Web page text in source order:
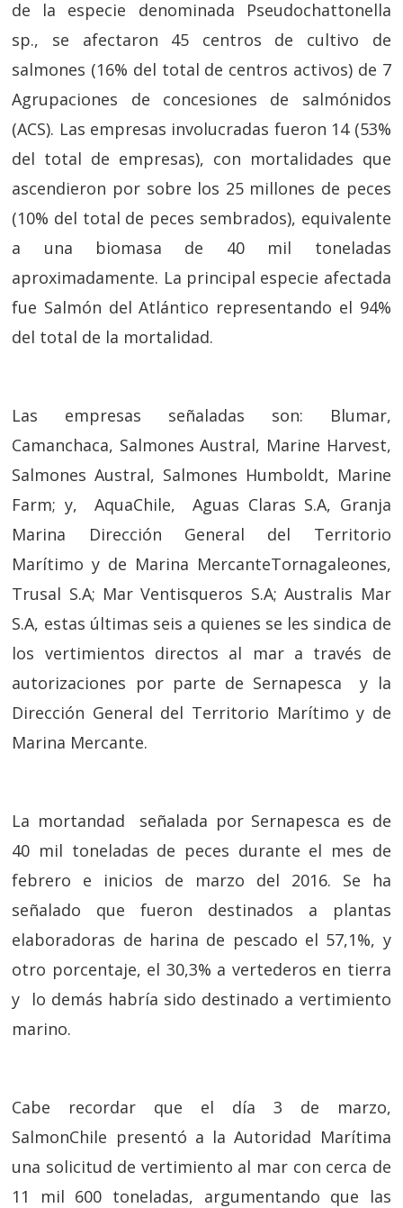
de la especie denominada Pseudochattonella
sp., se afectaron 45 centros de cultivo de
salmones (16% del total de centros activos) de 7
Agrupaciones de concesiones de salmónidos
(ACS). Las empresas involucradas fueron 14 (53%
del total de empresas), con mortalidades que
ascendieron por sobre los 25 millones de peces
(10% del total de peces sembrados), equivalente
a una biomasa de 40 mil toneladas
aproximadamente. La principal especie afectada
fue Salmón del Atlántico representando el 94%
del total de la mortalidad.
Las empresas señaladas son: Blumar,
Camanchaca, Salmones Austral, Marine Harvest,
Salmones Austral, Salmones Humboldt, Marine
Farm; y, AquaChile, Aguas Claras S.A, Granja
Marina Dirección General del Territorio
Marítimo y de Marina MercanteTornagaleones,
Trusal S.A; Mar Ventisqueros S.A; Australis Mar
S.A, estas últimas seis a quienes se les sindica de
los vertimientos directos al mar a través de
autorizaciones por parte de Sernapesca y la
Dirección General del Territorio Marítimo y de
Marina Mercante.
La mortandad señalada por Sernapesca es de
40 mil toneladas de peces durante el mes de
febrero e inicios de marzo del 2016. Se ha
señalado que fueron destinados a plantas
elaboradoras de harina de pescado el 57,1%, y
otro porcentaje, el 30,3% a vertederos en tierra
y lo demás habría sido destinado a vertimiento
marino.
Cabe recordar que el día 3 de marzo,
SalmonChile presentó a la Autoridad Marítima
una solicitud de vertimiento al mar con cerca de
11 mil 600 toneladas, argumentando que las